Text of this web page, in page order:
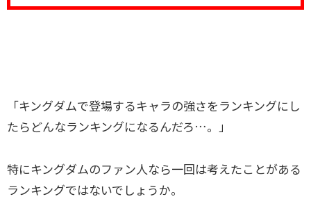
「キングダムで登場するキャラの強さをランキングにし
たらどんなランキングになるんだろ…。」
特にキングダムのファン人なら一回は考えたことがある
ランキングではないでしょうか。